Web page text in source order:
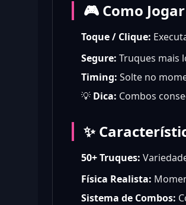
🎮 Como Jogar
Toque / Clique:
Segure: Truques mais
Timing: Solte no
💡 Dica: Combos
✨
50+ Truques:
Física Realista:
Sistema de Combos: